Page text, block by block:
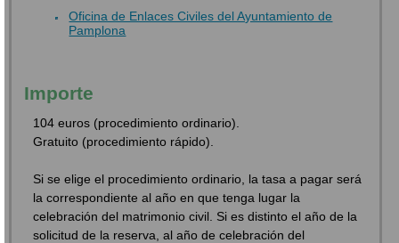
Oficina de Enlaces Civiles del Ayuntamiento de
Pamplona
Importe
104 euros (procedimiento ordinario).
Gratuito (procedimiento rápido).
Si se elige el procedimiento ordinario, la tasa a pagar será
la correspondiente al año en que tenga lugar la
celebración del matrimonio civil. Si es distinto el año de la
solicitud de la reserva, al año de celebración del